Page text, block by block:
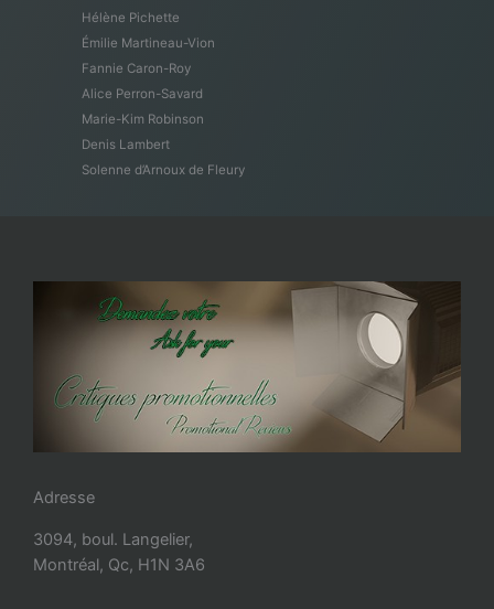
Hélène Pichette
Émilie Martineau-Vion
Fannie Caron-Roy
Alice Perron-Savard
Marie-Kim Robinson
Denis Lambert
Solenne d’Arnoux de Fleury
Adresse
3094, boul. Langelier,
Montréal, Qc, H1N 3A6